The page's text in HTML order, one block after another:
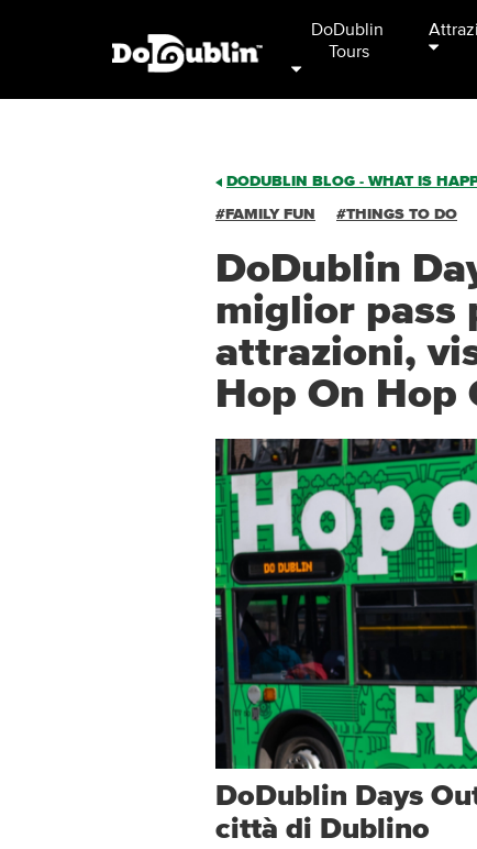
DoDublin
Tours
DODUBLIN BLOG - WHAT IS
#FAMILY FUN #THINGS TO DO
DoDublin
miglior pass
attrazioni,
Hop On Hop
DoDublin Days
città di Dublino